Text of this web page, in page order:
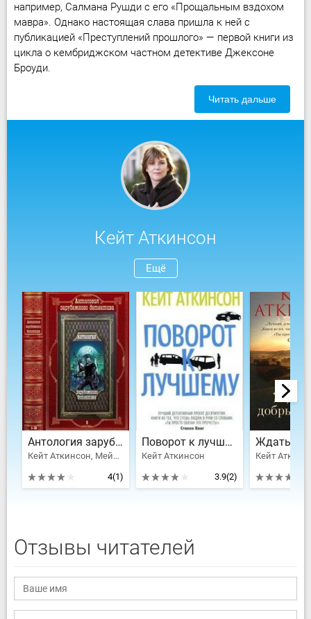
например, Салмана Рушди с его «Прощальным вздохом
мавра». Однако настоящая слава пришла к ней с
публикацией «Преступлений прошлого» — первой книги из
цикла о кембриджском частном детективе Джексоне
Броуди.
Читать дальше
Кейт Аткинсон
Ещё
Антология зарубежного детектива-5. Компиляция. Книги 1-10
Кейт Аткинсон, Мейер Деон, Гриффитс Элла
4(1)
Поворот к лучшему
Кейт Аткинсон
3.9(2)
Кейт
Отзывы читателей